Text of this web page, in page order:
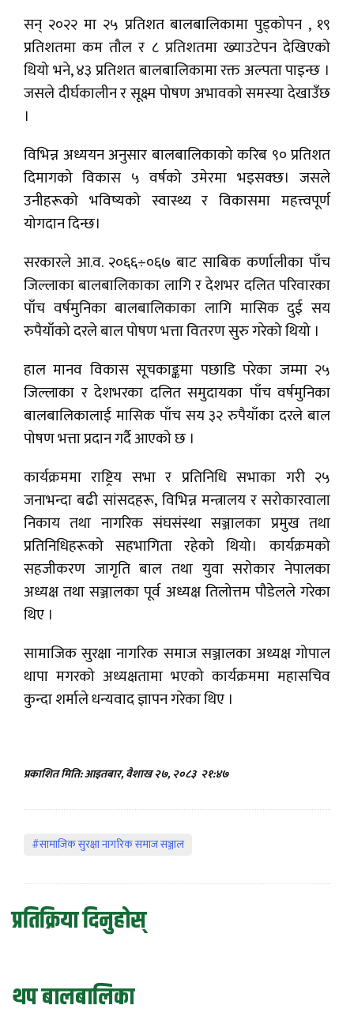
सन् २०२२ मा २५ प्रतिशत बालबालिकामा पुड्कोपन , १९
प्रतिशतमा कम तौल र ८ प्रतिशतमा ख्याउटेपन देखिएको
थियो भने, ४३ प्रतिशत बालबालिकामा रक्त अल्पता पाइन्छ ।
जसले दीर्घकालीन र सूक्ष्म पोषण अभावको समस्या देखाउँछ
।
विभिन्न अध्ययन अनुसार बालबालिकाको करिब ९० प्रतिशत
दिमागको विकास ५ वर्षको उमेरमा भइसक्छ। जसले
उनीहरूको भविष्यको स्वास्थ्य र विकासमा महत्त्वपूर्ण
योगदान दिन्छ।
सरकारले आ.व. २०६६÷०६७ बाट साबिक कर्णालीका पाँच
जिल्लाका बालबालिकाका लागि र देशभर दलित परिवारका
पाँच वर्षमुनिका बालबालिकाका लागि मासिक दुई सय
रुपैयाँको दरले बाल पोषण भत्ता वितरण सुरु गरेको थियो ।
हाल मानव विकास सूचकाङ्कमा पछाडि परेका जम्मा २५
जिल्लाका र देशभरका दलित समुदायका पाँच वर्षमुनिका
बालबालिकालाई मासिक पाँच सय ३२ रुपैयाँका दरले बाल
पोषण भत्ता प्रदान गर्दै आएको छ ।
कार्यक्रममा राष्ट्रिय सभा र प्रतिनिधि सभाका गरी २५
जनाभन्दा बढी सांसदहरू, विभिन्न मन्त्रालय र सरोकारवाला
निकाय तथा नागरिक संघसंस्था सञ्जालका प्रमुख तथा
प्रतिनिधिहरूको सहभागिता रहेको थियो। कार्यक्रमको
सहजीकरण जागृति बाल तथा युवा सरोकार नेपालका
अध्यक्ष तथा सञ्जालका पूर्व अध्यक्ष तिलोत्तम पौडेलले गरेका
थिए ।
सामाजिक सुरक्षा नागरिक समाज सञ्जालका अध्यक्ष गोपाल
थापा मगरको अध्यक्षतामा भएको कार्यक्रममा महासचिव
कुन्दा शर्माले धन्यवाद ज्ञापन गरेका थिए ।
प्रकाशित मिति: आइतबार, वैशाख २७, २०८३ २१:४७
#सामाजिक सुरक्षा नागरिक समाज सञ्जाल
प्रतिक्रिया दिनुहोस्
थप बालबालिका